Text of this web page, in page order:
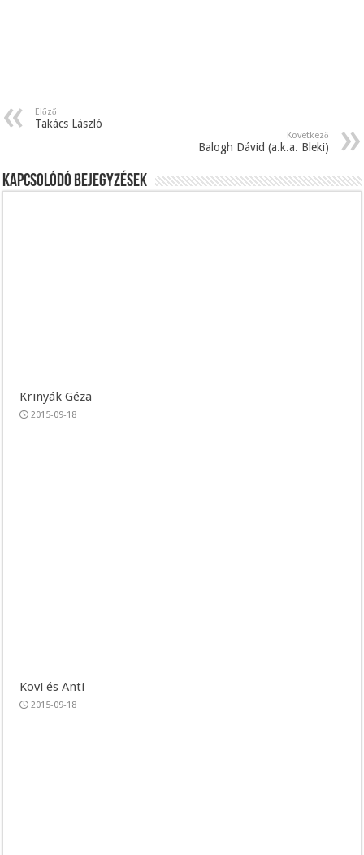
Előző
Takács László
Következő
Balogh Dávid (a.k.a. Bleki)
Kapcsolódó bejegyzések
Krinyák Géza
2015-09-18
Kovi és Anti
2015-09-18